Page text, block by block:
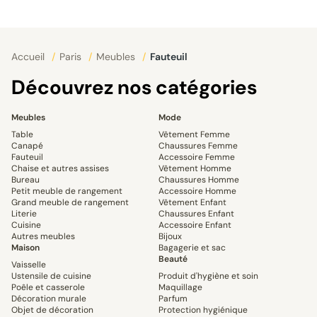
Accueil / Paris / Meubles / Fauteuil
Découvrez nos catégories
Meubles
Table
Canapé
Fauteuil
Chaise et autres assises
Bureau
Petit meuble de rangement
Grand meuble de rangement
Literie
Cuisine
Autres meubles
Maison
Vaisselle
Ustensile de cuisine
Poêle et casserole
Décoration murale
Objet de décoration
Mode
Vêtement Femme
Chaussures Femme
Accessoire Femme
Vêtement Homme
Chaussures Homme
Accessoire Homme
Vêtement Enfant
Chaussures Enfant
Accessoire Enfant
Bijoux
Bagagerie et sac
Beauté
Produit d'hygiène et soin
Maquillage
Parfum
Protection hygiénique